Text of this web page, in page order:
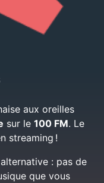
aux oreilles
sur le 100 FM. Le
streaming !
: pas de
que vous